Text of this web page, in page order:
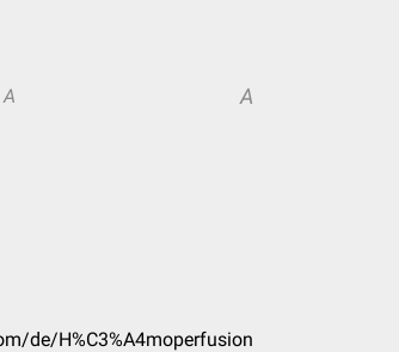
A A
de/H%C3%A4moperfusion